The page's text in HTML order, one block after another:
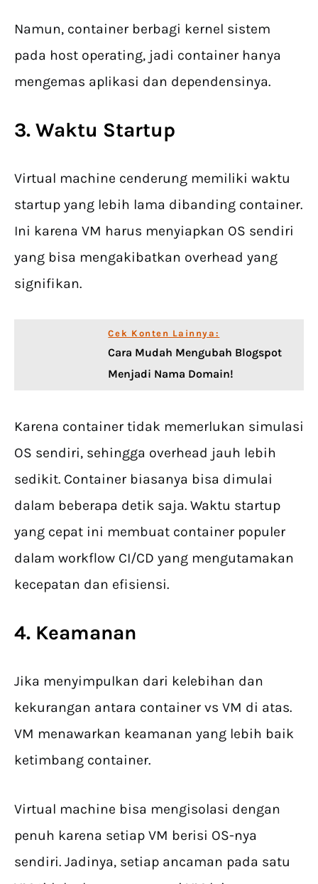
Namun, container berbagi kernel sistem
pada host operating, jadi container hanya
mengemas aplikasi dan dependensinya.
3. Waktu Startup
Virtual machine cenderung memiliki waktu
startup yang lebih lama dibanding container.
Ini karena VM harus menyiapkan OS sendiri
yang bisa mengakibatkan overhead yang
signifikan.
Cek Konten Lainnya:
Cara Mudah Mengubah Blogspot
Menjadi Nama Domain!
Karena container tidak memerlukan simulasi
OS sendiri, sehingga overhead jauh lebih
sedikit. Container biasanya bisa dimulai
dalam beberapa detik saja. Waktu startup
yang cepat ini membuat container populer
dalam workflow CI/CD yang mengutamakan
kecepatan dan efisiensi.
4. Keamanan
Jika menyimpulkan dari kelebihan dan
kekurangan antara container vs VM di atas.
VM menawarkan keamanan yang lebih baik
ketimbang container.
Virtual machine bisa mengisolasi dengan
penuh karena setiap VM berisi OS-nya
sendiri. Jadinya, setiap ancaman pada satu